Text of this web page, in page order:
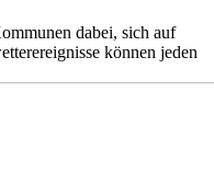
dabei, sich auf
können jeden